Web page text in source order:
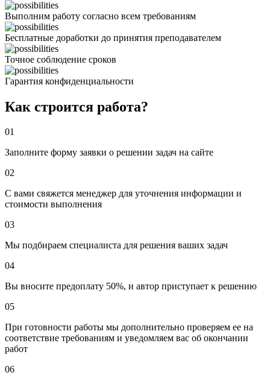
Выполним работу согласно всем требованиям
Бесплатные доработки до принятия преподавателем
Точное соблюдение сроков
Гарантия конфиденциальности
Как строится работа?
01
Заполните форму заявки о решении задач на сайте
02
С вами свяжется менеджер для уточнения информации и
стоимости выполнения
03
Мы подбираем специалиста для решения ваших задач
04
Вы вносите предоплату 50%, и автор приступает к решению
05
При готовности работы мы дополнительно проверяем ее на
соответствие требованиям и уведомляем вас об окончании
работ
06